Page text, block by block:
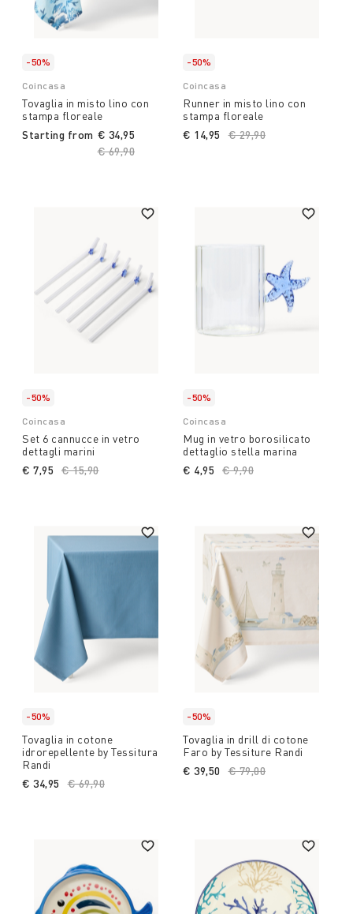
-50%
Coincasa
Tovaglia in misto lino con
stampa floreale
Starting from
Price reduced from
€ 69,90
€ 34,95
-50%
Coincasa
Runner in misto lino con
stampa floreale
Price reduced from
€ 29,90
€ 14,95
-50%
Coincasa
Set 6 cannucce in vetro
dettagli marini
Price reduced from
€ 15,90to
€ 7,95
-50%
Coincasa
Mug in vetro borosilicato
dettaglio stella marina
Price reduced from
€ 9,90
€ 4,95
-50%
Tovaglia in cotone
idrorepellente by Tessitura
Randi
Price reduced from
€ 69,90
€ 34,95
-50%
Tovaglia in drill di cotone
Faro by Tessiture Randi
Price reduced from
€ 79,00
€ 39,50